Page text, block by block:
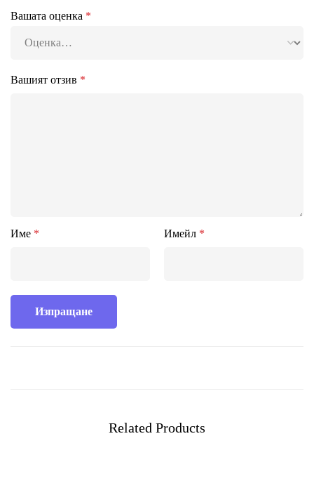
Вашата оценка *
Вашият отзив *
Име * Имейл *
Related Products